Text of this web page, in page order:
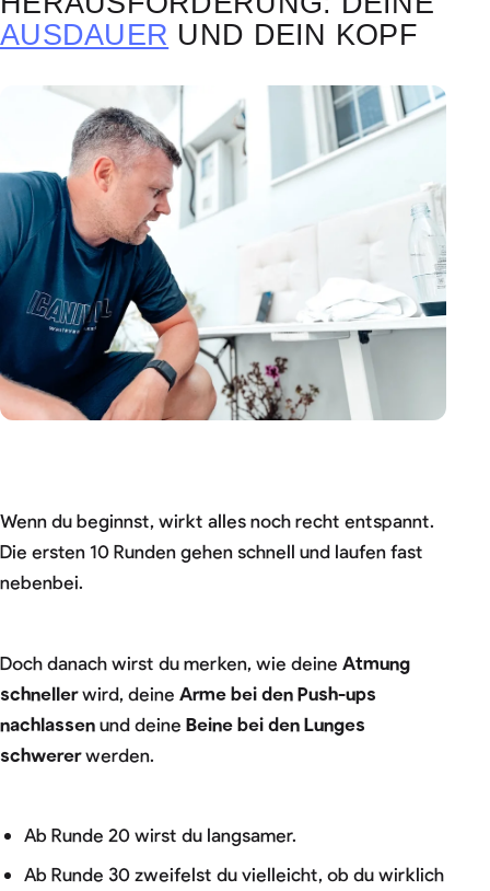
AUSDAUER UND DEIN KOPF
Wenn du beginnst, wirkt alles noch recht entspannt.
Die ersten 10 Runden gehen schnell und laufen fast
nebenbei.
Doch danach wirst du merken, wie deine Atmung
schnellerwird, deine Arme bei den Push-ups
nachlassen und deine Beine bei den Lunges
schwererwerden.
Ab Runde 20 wirst du langsamer.
Ab Runde 30 zweifelst du vielleicht, ob du wirklich